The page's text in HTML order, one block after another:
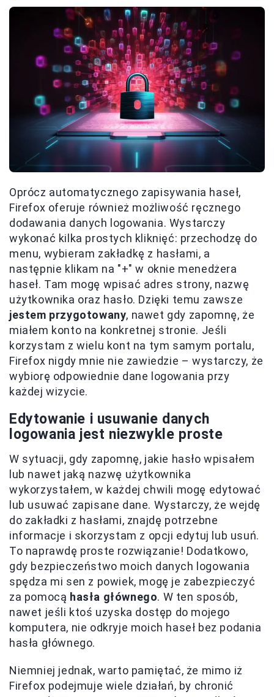
Oprócz automatycznego zapisywania haseł,
Firefox oferuje również możliwość ręcznego
dodawania danych logowania. Wystarczy
wykonać kilka prostych kliknięć: przechodzę do
menu, wybieram zakładkę z hasłami, a
następnie klikam na "+" w oknie menedżera
haseł. Tam mogę wpisać adres strony, nazwę
użytkownika oraz hasło. Dzięki temu zawsze
jestem przygotowany, nawet gdy zapomnę, że
miałem konto na konkretnej stronie. Jeśli
korzystam z wielu kont na tym samym portalu,
Firefox nigdy mnie nie zawiedzie – wystarczy, że
wybiorę odpowiednie dane logowania przy
każdej wizycie.
Edytowanie i usuwanie danych
logowania jest niezwykle proste
W sytuacji, gdy zapomnę, jakie hasło wpisałem
lub nawet jaką nazwę użytkownika
wykorzystałem, w każdej chwili mogę edytować
lub usuwać zapisane dane. Wystarczy, że wejdę
do zakładki z hasłami, znajdę potrzebne
informacje i skorzystam z opcji edytuj lub usuń.
To naprawdę proste rozwiązanie! Dodatkowo,
gdy bezpieczeństwo moich danych logowania
spędza mi sen z powiek, mogę je zabezpieczyć
za pomocą hasła głównego. W ten sposób,
nawet jeśli ktoś uzyska dostęp do mojego
komputera, nie odkryje moich haseł bez podania
hasła głównego.
Niemniej jednak, warto pamiętać, że mimo iż
Firefox podejmuje wiele działań, by chronić